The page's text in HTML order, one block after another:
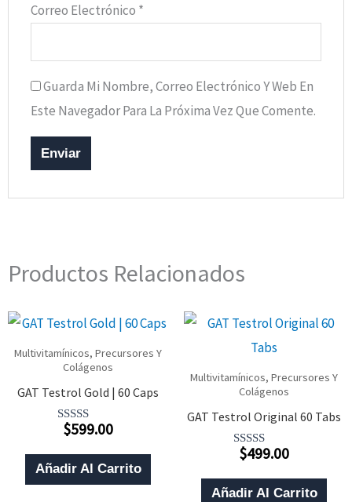
Correo Electrónico *
Guarda Mi Nombre, Correo Electrónico Y Web En
Este Navegador Para La Próxima Vez Que Comente.
Productos Relacionados
Multivitamínicos, Precursores Y
Colágenos
GAT Testrol Gold | 60 Caps
Valorado
5.00
De 5
$599.00
Añadir Al Carrito
Multivitamínicos, Precursores Y
Colágenos
GAT Testrol Original 60 Tabs
Valorado
5.00
De 5
$499.00
Añadir Al Carrito